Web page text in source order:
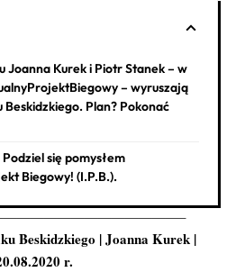
Joanna Kurek i Piotr Stanek – w
– wyruszają
Beskidzkiego. Plan? Pokonać
się pomysłem
Biegowy! (I.P.B.).
Beskidzkiego | Joanna Kurek |
r.